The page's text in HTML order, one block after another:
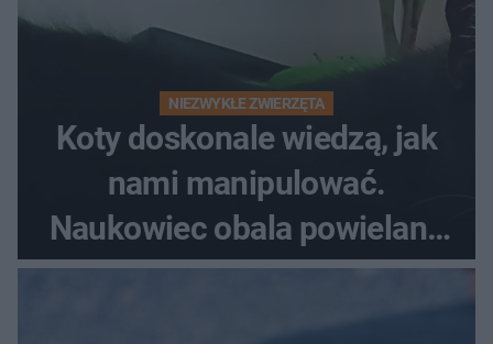
NIEZWYKŁE ZWIERZĘTA
Koty doskonale wiedzą, jak
nami manipulować.
Naukowiec obala powielane
od lat mity na ich temat